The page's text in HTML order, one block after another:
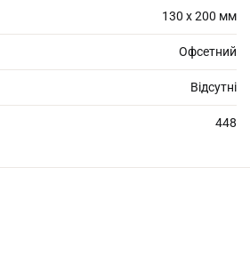
130 х 200 мм
Офсетний
Відсутні
448